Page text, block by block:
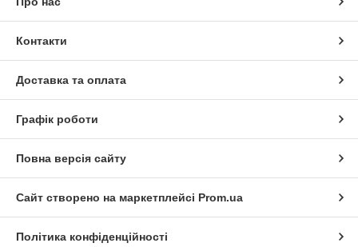
Контакти
Доставка та оплата
Графік роботи
Повна версія сайту
Сайт створено на маркетплейсі Prom.ua
Політика конфіденційності